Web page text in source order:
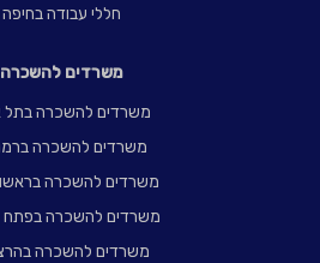
חללי עבודה בחיפה
משרדים להשכרה
משרדים להשכרה בתל
משרדים להשכרה
משרדים להשכרה בראשון
משרדים להשכרה בפתח
משרדים להשכרה